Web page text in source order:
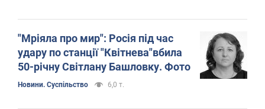
"Мріяла про мир": Росія під час
удару по станції "Квітнева"вбила
50-річну Світлану Башловку. Фото
Новини. Суспільство 6,0 т.